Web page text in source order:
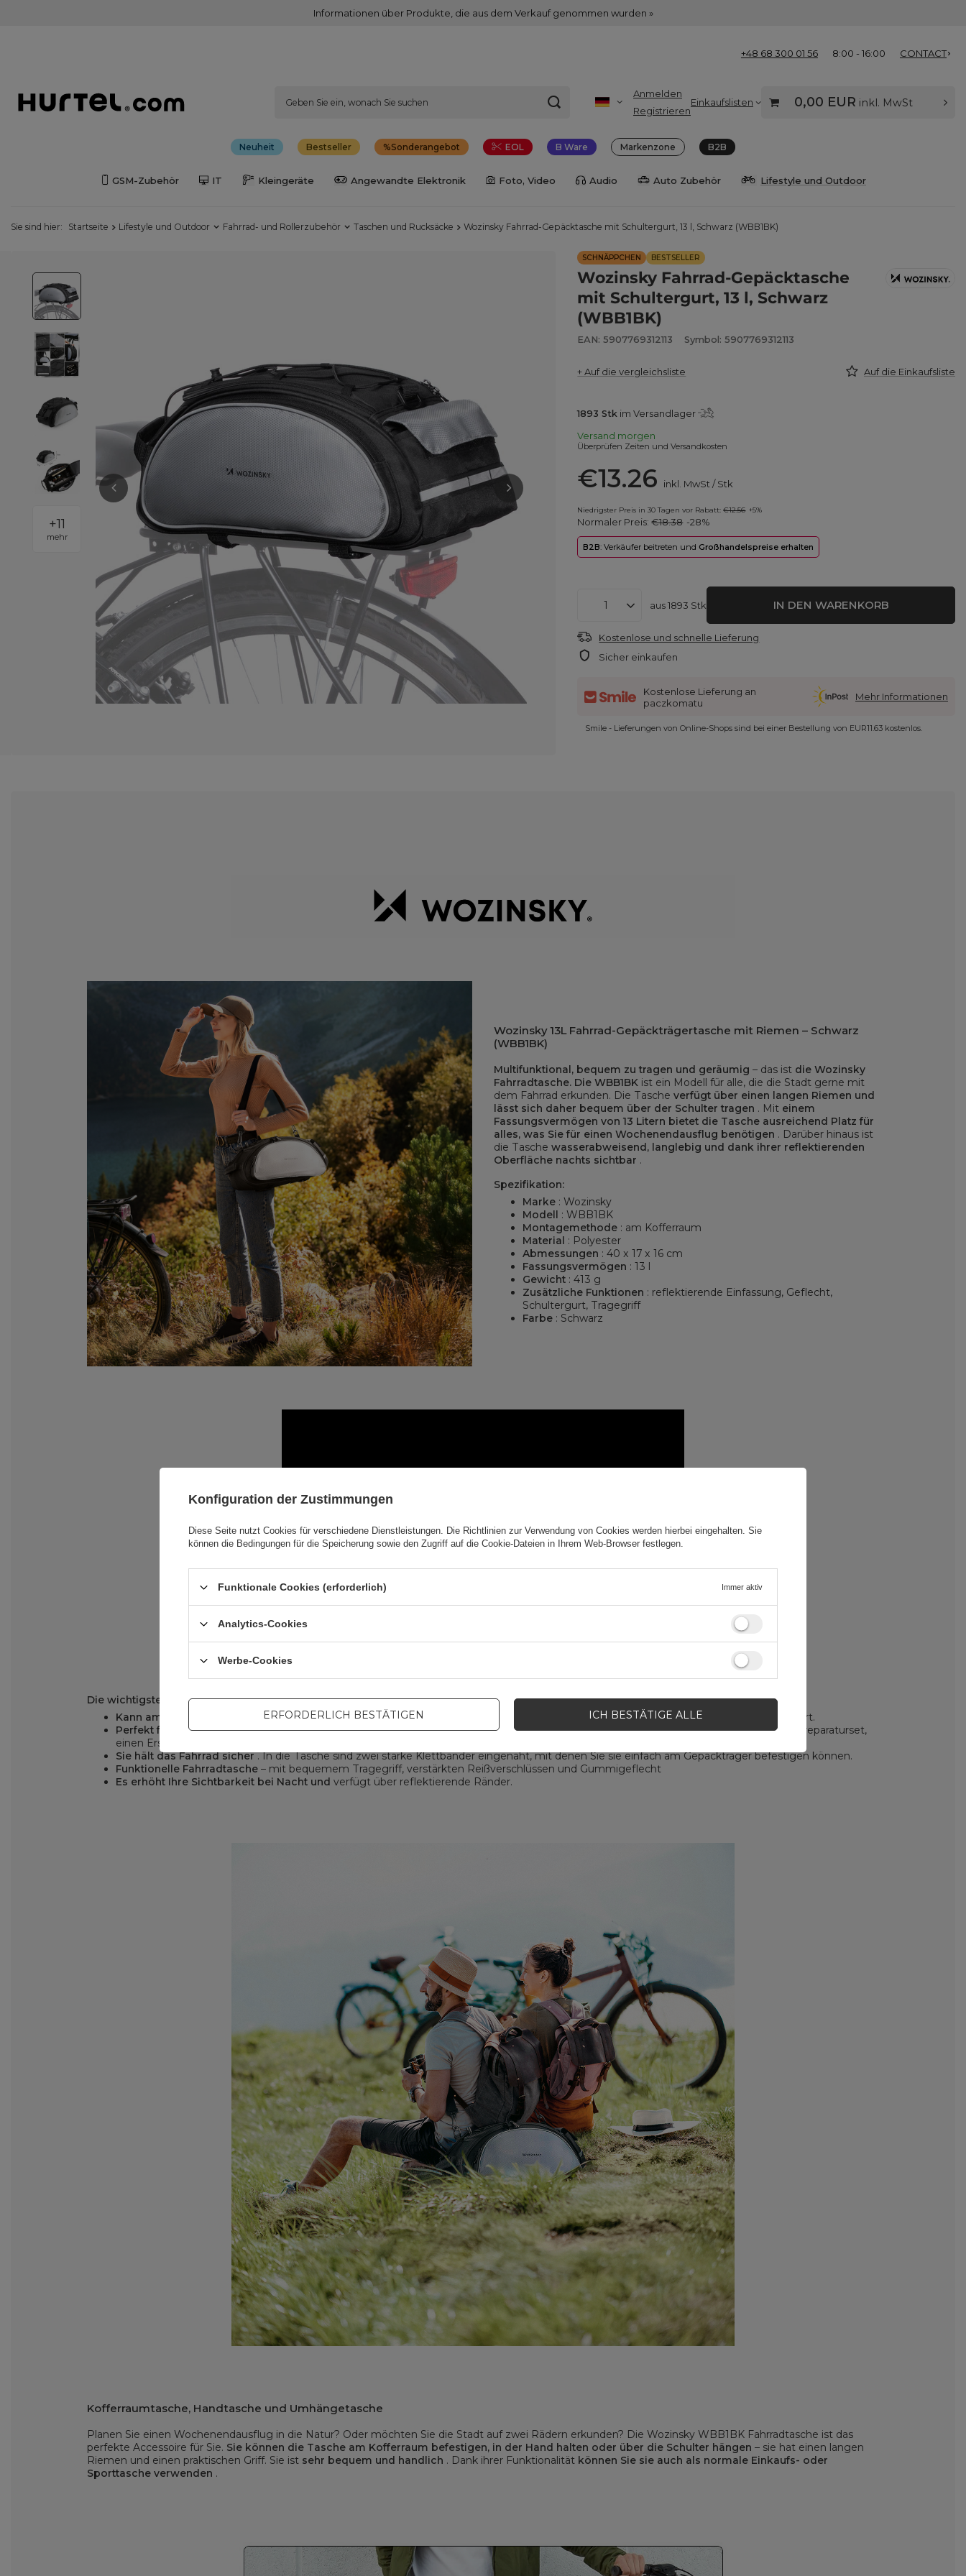
Informationen über Produkte, die aus dem Verkauf genommen wurden »
+48 68 300 01 56 8:00 - 16:00 CONTACT
Anmelden
Registrieren
Einkaufslisten 0,00 EUR inkl. MwSt
Neuheit Bestseller Sonderangebot EOL B Ware Markenzone B2B
GSM-Zubehör IT Kleingeräte Angewandte Elektronik Foto, Video Audio Auto Zubehör Lifestyle und Outdoor
Sie sind hier: Startseite Lifestyle und Outdoor Fahrrad- und Rollerzubehör Taschen und Rucksäcke Wozinsky Fahrrad-Gepäcktasche mit Schultergurt, 13 l, Schwarz (WBB1BK)
+11
mehr
SCHNÄPPCHEN BESTSELLER
Wozinsky Fahrrad-Gepäcktasche
mit Schultergurt, 13 l, Schwarz
(WBB1BK)
EAN: 5907769312113 Symbol: 5907769312113
+ Auf die vergleichsliste Auf die Einkaufsliste
1893 Stk im Versandlager
Versand morgen
Überprüfen Zeiten und Versandkosten
€13.26 inkl. MwSt /Stk
Niedrigster Preis in 30 Tagen vor Rabatt:€12.56 +5%
Normaler Preis:€18.38 -28%
B2B: Verkäufer beitreten und Großhandelspreise erhalten
aus1893 Stk IN DEN WARENKORB
Kostenlose und schnelle Lieferung
Sicher einkaufen
Kostenlose Lieferung an
paczkomatu
Mehr Informationen
Smile - Lieferungen von Online-Shops sind bei einer Bestellung von EUR11.63 kostenlos.
Wozinsky 13L Fahrrad-Gepäckträgertasche mit Riemen – Schwarz
(WBB1BK)
Multifunktional, bequem zu tragen und geräumig – das ist die Wozinsky
Fahrradtasche. Die WBB1BK ist ein Modell für alle, die die Stadt gerne mit
dem Fahrrad erkunden. Die Tasche verfügt über einen langen Riemen und
lässt sich daher bequem über der Schulter tragen . Mit einem
Fassungsvermögen von 13 Litern bietet die Tasche ausreichend Platz für
alles, was Sie für einen Wochenendausflug benötigen . Darüber hinaus ist
die Tasche wasserabweisend, langlebig und dank ihrer reflektierenden
Oberfläche nachts sichtbar .
Spezifikation:
Marke : Wozinsky
Modell : WBB1BK
Montagemethode : am Kofferraum
Material : Polyester
Abmessungen : 40 x 17 x 16 cm
Fassungsvermögen : 13 l
Gewicht : 413 g
Zusätzliche Funktionen : reflektierende Einfassung, Geflecht,
Schultergurt, Tragegriff
Farbe : Schwarz
Die wichtigsten Vorteile der Wozinsky WBB1BK Trunk Bag mit Gurt:
Kann am Fahrrad befestigt oder über der Schulter getragen werden
. Die Tasche verfügt über einen zusätzlichen, bequemen Tragegurt.
Perfekt für einen Wochenendausflug. Mit einem Fassungsvermögen von 13 Litern können Sie unter anderem eine Kamera, ein Fahrradreparaturset,
einen Ersatzschlauch, eine Wasserflasche, ein Telefon und eine Powerbank unterbringen.
Sie hält das Fahrrad sicher. In die Tasche sind zwei starke Klettbänder eingenäht, mit denen Sie sie einfach am Gepäckträger befestigen können.
Funktionelle Fahrradtasche – mit bequemem Tragegriff, verstärkten Reißverschlüssen und Gummigeflecht
Es erhöht Ihre Sichtbarkeit bei Nacht und verfügt über reflektierende Ränder.
Kofferraumtasche, Handtasche und Umhängetasche
Planen Sie einen Wochenendausflug in die Natur? Oder möchten Sie die Stadt auf zwei Rädern erkunden? Die Wozinsky WBB1BK Fahrradtasche ist das
perfekte Accessoire für Sie. Sie können die Tasche am Kofferraum befestigen, in der Hand halten oder über die Schulter hängen – sie hat einen langen
Riemen und einen praktischen Griff. Sie ist sehr bequem und handlich . Dank ihrer Funktionalität können Sie sie auch als normale Einkaufs- oder
Sporttasche verwenden .
Konfiguration der Zustimmungen
Diese Seite nutzt Cookies für verschiedene Dienstleistungen. Die Richtlinien zur Verwendung von Cookies werden hierbei eingehalten. Sie
können die Bedingungen für die Speicherung sowie den Zugriff auf die Cookie-Dateien in Ihrem Web-Browser festlegen.
Funktionale Cookies (erforderlich) Immer aktiv
Analytics-Cookies
Werbe-Cookies
ERFORDERLICH BESTÄTIGEN ICH BESTÄTIGE ALLE